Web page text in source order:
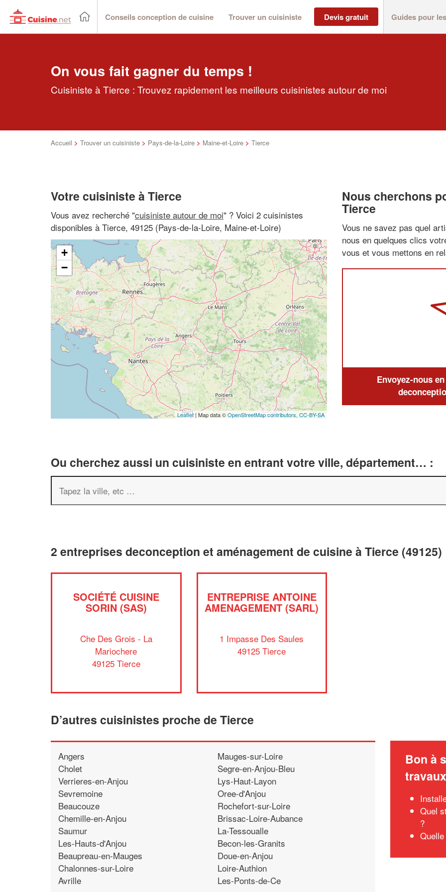
Conseils conception de cuisine Trouver un cuisiniste Devis gratuit Guides pour
On vous fait gagner du temps !
Cuisiniste à Tierce : Trouvez rapidement les meilleurs cuisinistes autour de moi
Accueil > Trouver un cuisiniste > Pays-de-la-Loire > Maine-et-Loire > Tierce
Votre cuisiniste à Tierce
Vous avez recherché "cuisiniste autour de moi" ? Voici 2 cuisinistes
disponibles à Tierce, 49125 (Pays-de-la-Loire, Maine-et-Loire)
+
−
Leaflet| Map data ©OpenStreetMap contributors, CC-BY-SA
Nous cherchons
Tierce
Vous ne savez pas quel
nous en quelques clics
vous et vous mettons en
Envoyez-nous
Ou cherchez aussi un cuisiniste en entrant votre ville, département… :
2 entreprises deconception et aménagement de cuisine à Tierce (49125)
SOCIÉTÉ CUISINE
SORIN (SAS)
Che Des Grois - La
Mariochere
49125 Tierce
ENTREPRISE ANTOINE
AMENAGEMENT (SARL)
1 Impasse Des Saules
49125 Tierce
D’autres cuisinistes proche de Tierce
Angers
Cholet
Verrieres-en-Anjou
Sevremoine
Beaucouze
Chemille-en-Anjou
Saumur
Les-Hauts-d'Anjou
Beaupreau-en-Mauges
Chalonnes-sur-Loire
Avrille
Mauges-sur-Loire
Segre-en-Anjou-Bleu
Lys-Haut-Layon
Oree-d'Anjou
Rochefort-sur-Loire
Brissac-Loire-Aubance
La-Tessoualle
Becon-les-Granits
Doue-en-Anjou
Loire-Authion
Les-Ponts-de-Ce
Bon à
travaux
Quel
?